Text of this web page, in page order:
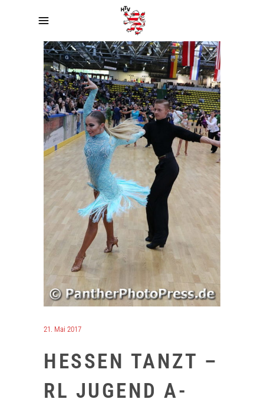
21. Mai 2017
HESSEN TANZT –
RL JUGEND A-